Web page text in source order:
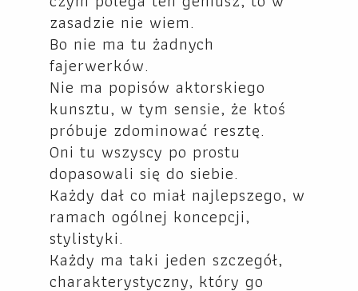
zasadzie nie wiem.
Bo nie ma tu żadnych
fajerwerków.
Nie ma popisów aktorskiego
kunsztu, w tym sensie, że ktoś
próbuje zdominować resztę.
Oni tu wszyscy po prostu
dopasowali się do siebie.
Każdy dał co miał najlepszego, w
ramach ogólnej koncepcji,
stylistyki.
Każdy ma taki jeden szczegół,
charakterystyczny, który go